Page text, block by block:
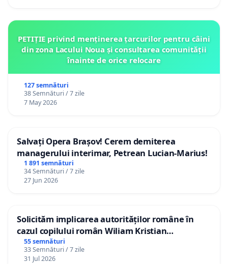
PETIȚIE privind menținerea țarcurilor pentru câini
din zona Lacului Noua și consultarea comunității
înainte de orice relocare
127 semnături
38 Semnături / 7 zile
7 May 2026
Salvați Opera Brașov! Cerem demiterea
managerului interimar, Petrean Lucian-Marius!
1 891 semnături
34 Semnături / 7 zile
27 Jun 2026
Solicităm implicarea autorităților române în
cazul copilului român Wiliam Kristian
Gheorghe, aflat în plasament în Danemarca de
12 ani
55 semnături
33 Semnături / 7 zile
31 Jul 2026